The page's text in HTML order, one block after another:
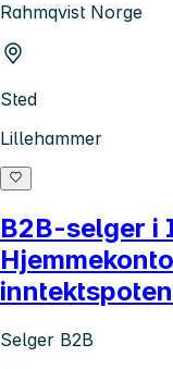
Rahmqvist Norge
Sted
Lillehammer
B2B-selger i
Selger B2B